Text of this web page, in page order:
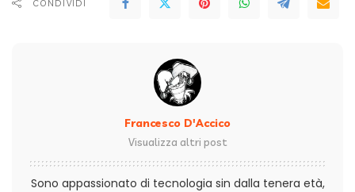
CONDIVIDI
Francesco D'Accico
Visualizza altri post
Sono appassionato di tecnologia sin dalla tenera età,